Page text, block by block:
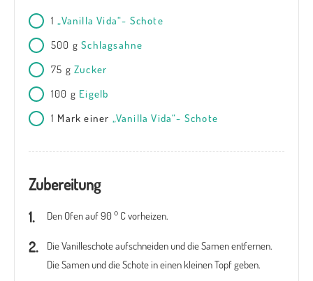
1 „Vanilla Vida“- Schote
500 g Schlagsahne
75 g Zucker
100 g Eigelb
1 Mark einer „Vanilla Vida“- Schote
Zubereitung
Den Ofen auf 90 ° C vorheizen.
Die Vanilleschote aufschneiden und die Samen entfernen.
Die Samen und die Schote in einen kleinen Topf geben.